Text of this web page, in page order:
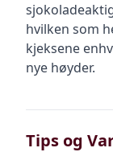
hvilken som
kjeksene
nye høyder.
Tips og